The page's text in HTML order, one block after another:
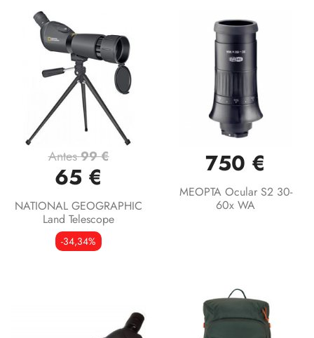
Antes99 €
65 €
NATIONAL GEOGRAPHIC
Land Telescope
-34,34%
750 €
MEOPTA Ocular S2 30-
60x WA